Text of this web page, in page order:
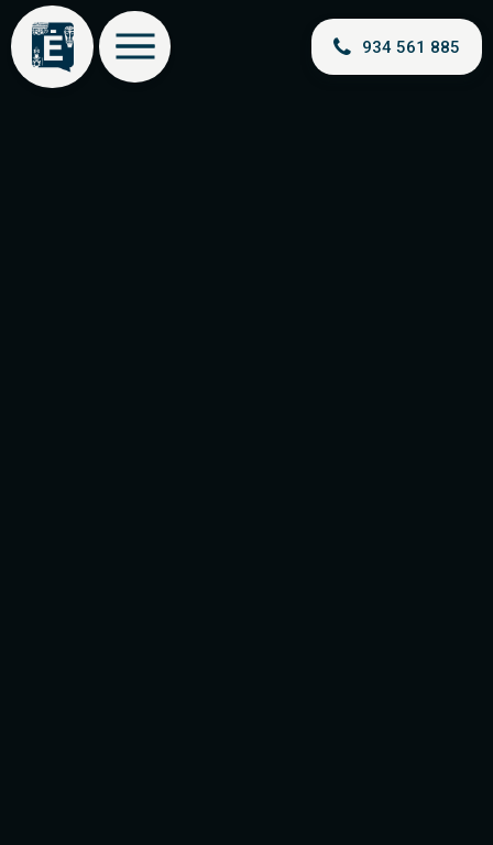
934 561 885